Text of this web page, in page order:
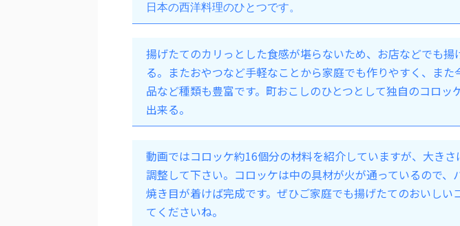
日本の西洋料理のひとつです。
揚げたてのカリっとした食感が堪らないため、お店などでも揚
る。またおやつなど手軽なことから家庭でも作りやすく、また
品など種類も豊富です。町おこしのひとつとして独自のコロッ
出来る。
動画ではコロッケ約16個分の材料を紹介していますが、大き
調整して下さい。コロッケは中の具材が火が通っているので、
焼き目が着けば完成です。ぜひご家庭でも揚げたてのおいしい
てくださいね。